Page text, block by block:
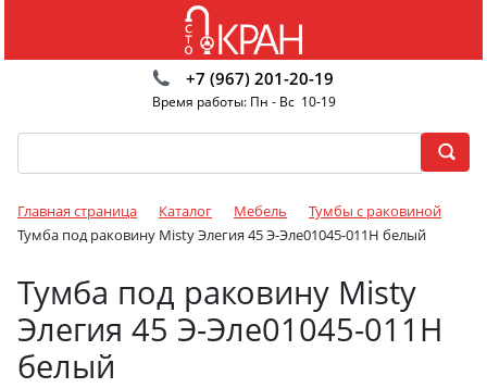
+7 (967) 201-20-19
Время работы: Пн - Вс 10-19
Главная страница Каталог Мебель
Тумбы с раковиной
Тумба под раковину Misty Элегия 45 Э-Эле01045-011Н белый
Тумба под раковину Misty
Элегия 45 Э-Эле01045-011Н
белый